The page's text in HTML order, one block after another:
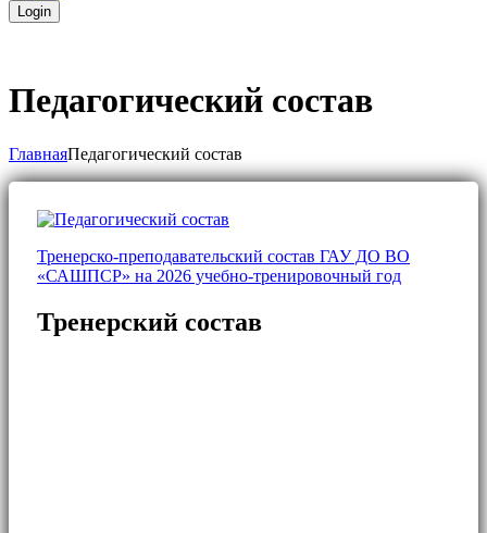
Педагогический состав
ГлавнаяПедагогический состав
Тренерско-преподавательский состав ГАУ ДО ВО
«САШПСР» на 2026 учебно-тренировочный год
Тренерский состав